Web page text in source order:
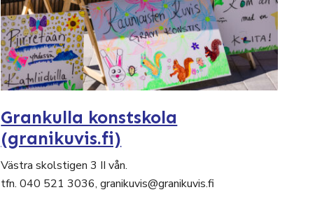
Grankulla konstskola
(granikuvis.fi)
Västra skolstigen 3 II vån.
tfn. 040 521 3036, granikuvis@granikuvis.fi